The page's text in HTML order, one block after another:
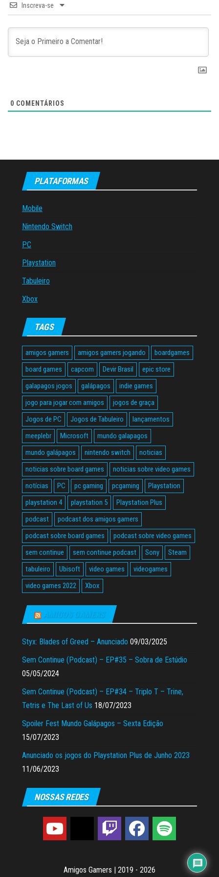
Inscreva-se
0 COMENTÁRIOS
PLATAFORMAS
Mobile
Nintendo Switch
PC
Playstation
Tabuleiro
Xbox
TAGS
amigos gamers amigos gamers jogando
boardgames
board games
capcom Devir Brasil
epic store
galapagos jogos
galápagos
indie games
jogo para jogar com amigos
jogos de graça
Jogos de PC
Jogos de Tabuleiro
lançamentos
meeplebr
Microsoft
mundo galapagos
mundo galápagos
nintendo switch
noticias
noticias sobre board games
noticias sobre video games
notícias
PC pc gaming pcgaming
Playstation
playstation 4
playstation 5
Playstation Plus
podcast
podcast dos amigos gamers
podcast sobre board games
podcast sobre video games
sem continue
sem continue podcast Sony
Steam
tabuleiro
Ubisoft video games
videogames
video games 2022
Xbox
AMIGOS GAMERS
Styx: Blades of Greed – Anunciado 09/03/2025
Sem Continue (Podcast) – EP#35 – Sobra de Estúdio
05/05/2024
Sem Continue (Podcast) – EP#34 – Triplo T – Trine,
Tetris e The Last of Us 18/07/2023
Spoiler Fest Mundo Galápagos – Sexta Edição
15/07/2023
Anunciado os jogos do Playstation Plus de Junho 2023
11/06/2023
NOSSAS REDES
Amigos Gamers 2019 - 2026